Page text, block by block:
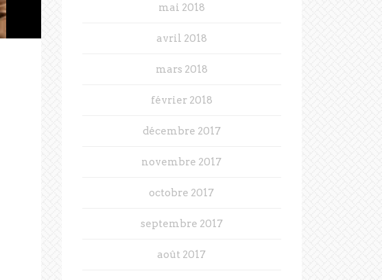
mai 2018
avril 2018
mars 2018
février 2018
décembre 2017
novembre 2017
octobre 2017
septembre 2017
août 2017